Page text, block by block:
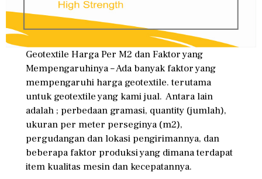
Geotextile Harga Per M2 dan Faktor yang
Mempengaruhinya – Ada banyak faktor yang
mempengaruhi harga geotextile. terutama
untuk geotextile yang kami jual. Antara lain
adalah ; perbedaan gramasi, quantity (jumlah),
ukuran per meter perseginya (m2),
pergudangan dan lokasi pengirimannya, dan
beberapa faktor produksi yang dimana terdapat
item kualitas mesin dan kecepatannya.